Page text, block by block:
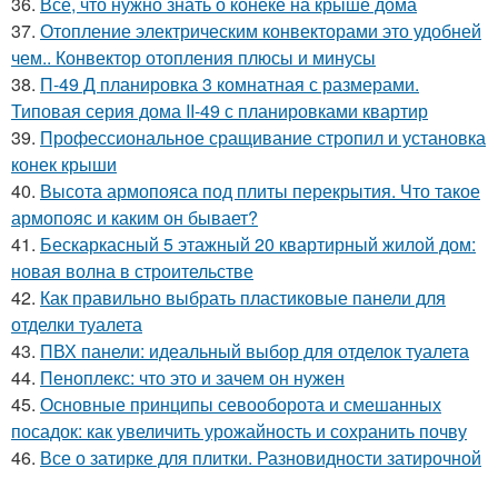
37. Отопление электрическим конвекторами это удобней
чем.. Конвектор отопления плюсы и минусы
38. П-49 Д планировка 3 комнатная с размерами.
Типовая серия дома II-49 с планировками квартир
39. Профессиональное сращивание стропил и установка
конек крыши
40. Высота армопояса под плиты перекрытия. Что такое
армопояс и каким он бывает?
41. Бескаркасный 5 этажный 20 квартирный жилой дом:
новая волна в строительстве
42. Как правильно выбрать пластиковые панели для
отделки туалета
43. ПВХ панели: идеальный выбор для отделок туалета
44. Пеноплекс: что это и зачем он нужен
45. Основные принципы севооборота и смешанных
посадок: как увеличить урожайность и сохранить почву
46. Все о затирке для плитки. Разновидности затирочной